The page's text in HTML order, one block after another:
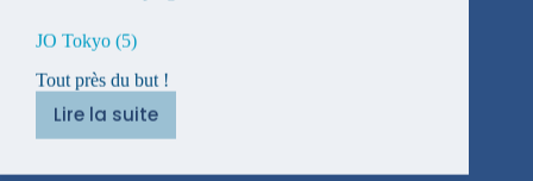
JO Tokyo (5)
Tout près du but !
Lire la suite
JO
Tokyo
(5)